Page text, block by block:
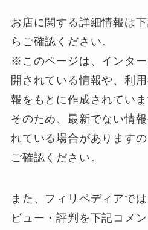
お店に関する詳細情報は
らご確認ください。
※このページは、インタ
開されている情報や、利
報をもとに作成されていま
そのため、最新でない情
れている場合があります
ご確認ください。
また、フィリペディアで
ビュー・評判を下記コメ